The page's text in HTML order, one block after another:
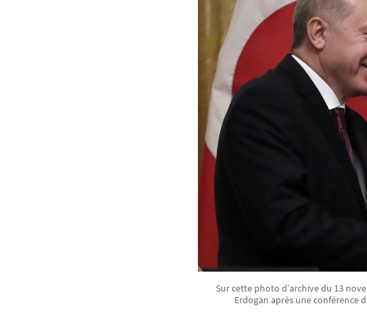
Sur cette photo d’archive du 13
Erdogan après une conférence